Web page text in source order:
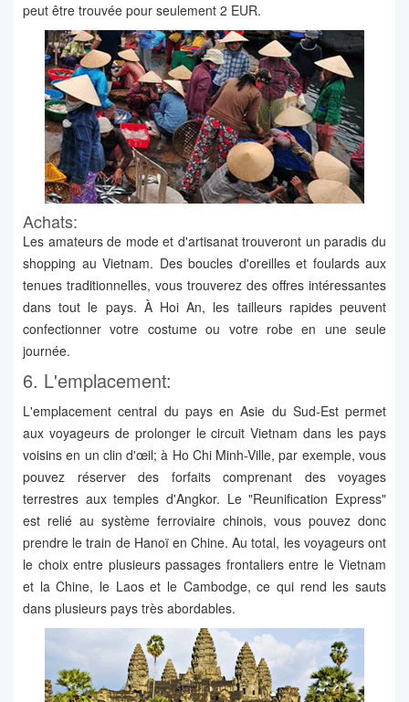
peut être trouvée pour seulement 2 EUR.
Achats:
Les amateurs de mode et d'artisanat trouveront un paradis du
shopping au Vietnam. Des boucles d'oreilles et foulards aux
tenues traditionnelles, vous trouverez des offres intéressantes
dans tout le pays. À Hoi An, les tailleurs rapides peuvent
confectionner votre costume ou votre robe en une seule
journée.
6. L'emplacement:
L'emplacement central du pays en Asie du Sud-Est permet
aux voyageurs de prolonger le circuit Vietnam dans les pays
voisins en un clin d'œil; à Ho Chi Minh-Ville, par exemple, vous
pouvez réserver des forfaits comprenant des voyages
terrestres aux temples d'Angkor. Le "Reunification Express"
est relié au système ferroviaire chinois, vous pouvez donc
prendre le train de Hanoï en Chine. Au total, les voyageurs ont
le choix entre plusieurs passages frontaliers entre le Vietnam
et la Chine, le Laos et le Cambodge, ce qui rend les sauts
dans plusieurs pays très abordables.